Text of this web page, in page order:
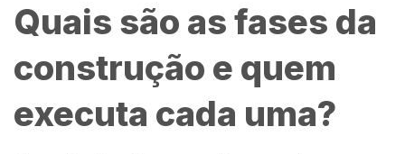
Quais são as fases da
construção e quem
executa cada uma?